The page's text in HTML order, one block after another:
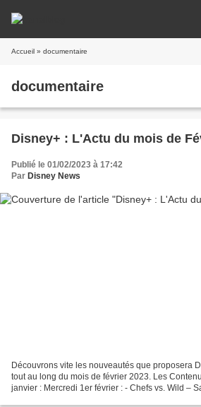
Accueil » documentaire
documentaire
Disney+ : L'Actu du mois de
Publié le 01/02/2023 à 17:42
Par Disney News
Découvrons vite les nouveautés que proposera
tout au long du mois de février 2023. Les
janvier : Mercredi 1er février : - Chefs vs. Wild –